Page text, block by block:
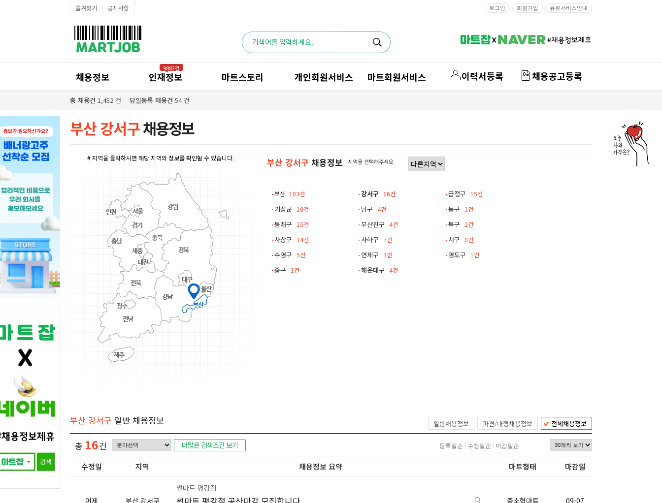
공산직원채용정보
농산/야채청과직원채용정보
수산직원채용정보
즐겨찾기 공지사항 로그인 회원가입 유료서비스안내
채용정보 인재정보
9883건
마트스토리 개인회원서비스 마트회원서비스 이력서등록 채용공고등록
총 채용건 1,452 건 당일등록 채용건 54건
부산 강서구채용정보
# 지역을 클릭하시면 해당 지역의 정보를 확인할 수 있습니다. 부산 강서구 채용정보 지역을 선택해주세요
부산 103건 강서구 16건 금정구 15건
기장군 10건 남구 4건 동구 1건
동래구 15건 부산진구 4건 북구 2건
사상구 14건 사하구 7건 서구 0건
수영구 5건 연제구 3건 영도구 1건
중구 1건 해운대구 4건
부산 강서구 일반 채용정보 일반채용정보 파견/대행채용정보 전체채용정보
총 16건 더많은 검색조건 보기 등록일순 수정일순 마감일순
수정일 지역 채용정보 요약 마트형태 마감일
어제 부산 강서구
썬마트 평강점
중소형마트 09-07